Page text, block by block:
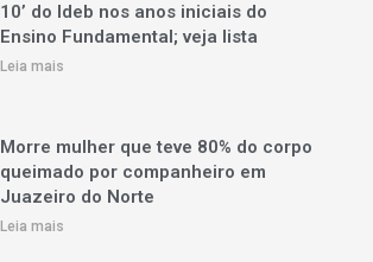
10’ do Ideb nos anos iniciais do
Ensino Fundamental; veja lista
Leia mais
Morre mulher que teve 80% do corpo
queimado por companheiro em
Juazeiro do Norte
Leia mais